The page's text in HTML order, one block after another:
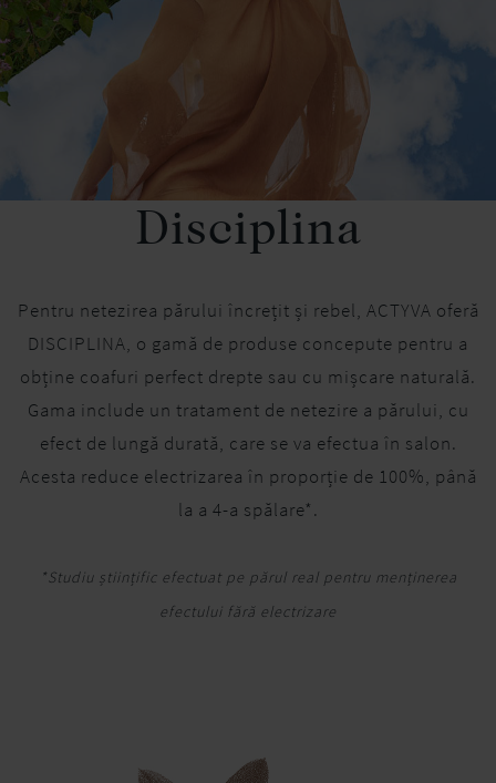
Disciplina
Pentru netezirea părului încrețit și rebel, ACTYVA oferă
DISCIPLINA, o gamă de produse concepute pentru a
obține coafuri perfect drepte sau cu mișcare naturală.
Gama include un tratament de netezire a părului, cu
efect de lungă durată, care se va efectua în salon.
Acesta reduce electrizarea în proporție de 100%, până
la a 4-a spălare*.
*Studiu științific efectuat pe părul real pentru menținerea
efectului fără electrizare